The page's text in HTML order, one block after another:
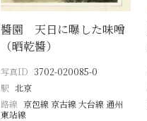
醬園 天日に曝した味噌
（晒乾醬）
写真ID 3702-020085-0
駅 北京
路線 京包線 京古線 大台線 通州
東站線